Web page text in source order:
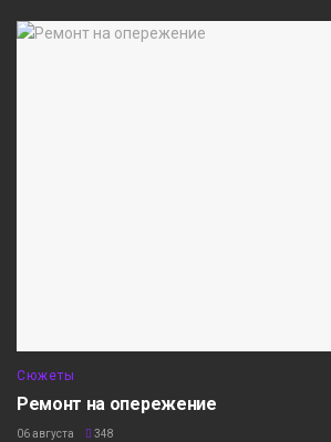
Сюжеты
Ремонт на опережение
06 августа 348